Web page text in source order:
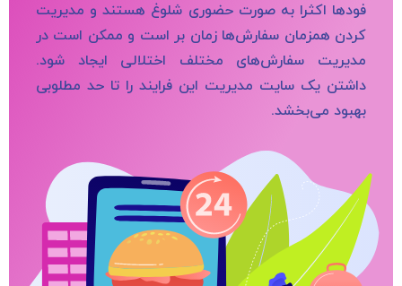
فودها اکثرا به صورت حضوری شلوغ هستند و مدیریت
کردن همزمان سفارش‌ها زمان بر است و ممکن است در
مدیریت سفارش‌های مختلف اختلالی ایجاد شود.
داشتن یک سایت مدیریت این فرایند را تا حد مطلوبی
بهبود می‌بخشد.